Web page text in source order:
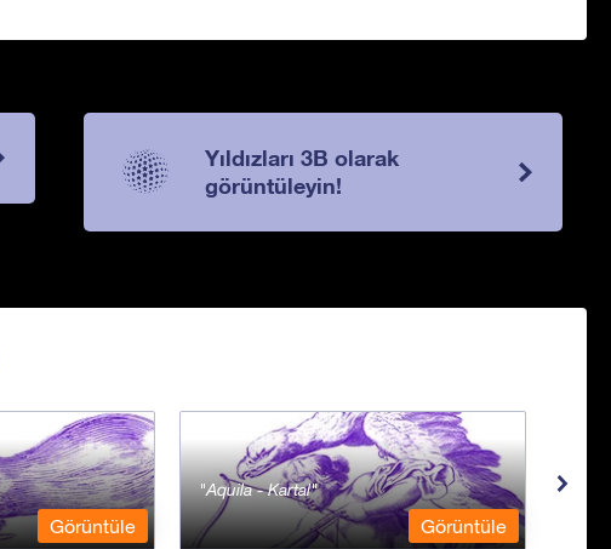
Yıldızları 3B olarak
görüntüleyin!
Görüntüle
Aquila - Kartal
Görüntüle